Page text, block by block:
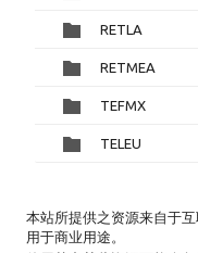
RETLA
RETMEA
TEFMX
TELEU
本站所提供之资源来自于
用于商业用途。